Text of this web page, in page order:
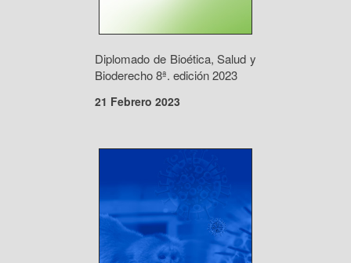
Diplomado de Bioética, Salud y
Bioderecho 8ª. edición 2023
21 Febrero 2023